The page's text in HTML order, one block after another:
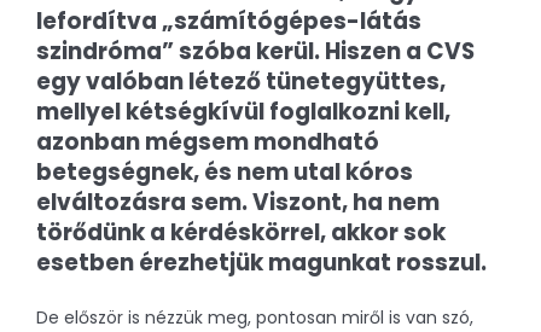
lefordítva „számítógépes-látás
szindróma” szóba kerül. Hiszen a CVS
egy valóban létező tünetegyüttes,
mellyel kétségkívül foglalkozni kell,
azonban mégsem mondható
betegségnek, és nem utal kóros
elváltozásra sem. Viszont, ha nem
törődünk a kérdéskörrel, akkor sok
esetben érezhetjük magunkat rosszul.
De először is nézzük meg, pontosan miről is van szó,